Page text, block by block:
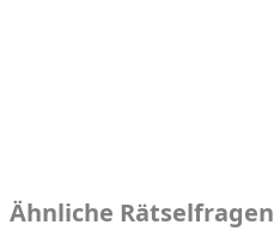
Ähnliche Rätselfragen